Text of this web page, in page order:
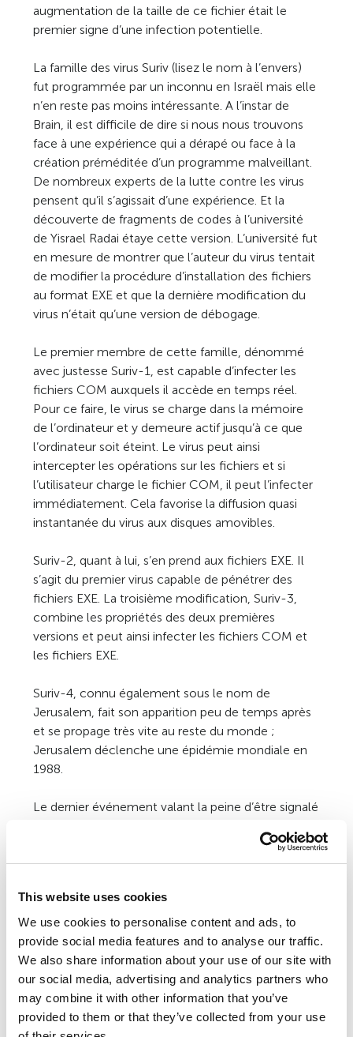
This website uses cookies
We use cookies to personalise content and ads, to
provide social media features and to analyse our traffic.
We also share information about your use of our site with
our social media, advertising and analytics partners who
may combine it with other information that you’ve
provided to them or that they’ve collected from your use
augmentation de la taille de ce fichier était le
premier signe d’une infection potentielle.
La famille des virus Suriv (lisez le nom à l’envers)
fut programmée par un inconnu en Israël mais elle
n’en reste pas moins intéressante. A l’instar de
Brain, il est difficile de dire si nous nous trouvons
face à une expérience qui a dérapé ou face à la
création préméditée d’un programme malveillant.
De nombreux experts de la lutte contre les virus
pensent qu’il s’agissait d’une expérience. Et la
découverte de fragments de codes à l’université
de Yisrael Radai étaye cette version. L’université fut
en mesure de montrer que l’auteur du virus tentait
de modifier la procédure d’installation des fichiers
au format EXE et que la dernière modification du
virus n’était qu’une version de débogage.
Le premier membre de cette famille, dénommé
avec justesse Suriv-1, est capable d’infecter les
fichiers COM auxquels il accède en temps réel.
Pour ce faire, le virus se charge dans la mémoire
de l’ordinateur et y demeure actif jusqu’à ce que
l’ordinateur soit éteint. Le virus peut ainsi
intercepter les opérations sur les fichiers et si
l’utilisateur charge le fichier COM, il peut l’infecter
immédiatement. Cela favorise la diffusion quasi
instantanée du virus aux disques amovibles.
Suriv-2, quant à lui, s’en prend aux fichiers EXE. Il
s’agit du premier virus capable de pénétrer des
fichiers EXE. La troisième modification, Suriv-3,
combine les propriétés des deux premières
versions et peut ainsi infecter les fichiers COM et
les fichiers EXE.
Suriv-4, connu également sous le nom de
Jerusalem, fait son apparition peu de temps après
et se propage très vite au reste du monde ;
Jerusalem déclenche une épidémie mondiale en
1988.
Le dernier événement valant la peine d’être signalé
baptisé ainsi d’après une partie de sa charge utile.
Une fois que le virus est activé, les icônes à l’écran
Le virus contient deux parties : le corps du virus et
un programme de chiffrement. Ce programme
encode le corps du virus pour lui donner une
apparence différente dans chaque fichier infecté.
Une fois le virus chargé, le programme de
chiffrement prend les commandes afin de
décoder le corps du virus puis de lui transmettre